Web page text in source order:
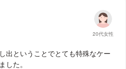
20代女性
出ということでとても特殊なケー
した。